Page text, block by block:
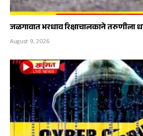
जळगावात भरधाव रिक्षाचालकाने
August 9, 2026